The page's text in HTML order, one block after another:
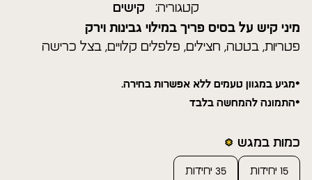
קטגוריה: קישים
מיני קיש על בסיס פריך במילוי גבינות וירק
פטריות, בטטה, חצילים, פלפלים קלויים, בצל כרישה
*מגיע במגוון טעמים ללא אפשרות בחירה.
*התמונה להמחשה בלבד
כמות במגש
15 יחידות 35 יחידות